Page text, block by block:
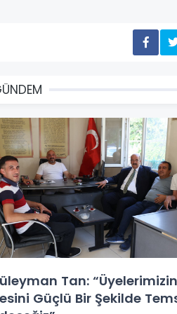
Tan: “Üyelerimizin
Güçlü Bir Şekilde